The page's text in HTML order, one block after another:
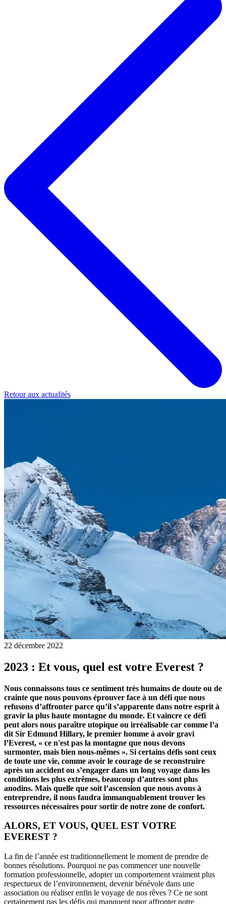
Retour aux actualités
22 décembre 2022
2023 : Et vous, quel est votre Everest ?
Nous connaissons tous ce sentiment très humains de doute ou de
crainte que nous pouvons éprouver face à un défi que nous
refusons d’affronter parce qu’il s’apparente dans notre esprit à
gravir la plus haute montagne du monde. Et vaincre ce défi
peut alors nous paraître utopique ou irréalisable car comme l’a
dit Sir Edmund Hillary, le premier homme à avoir gravi
l’Everest, « ce n'est pas la montagne que nous devons
surmonter, mais bien nous-mêmes ». Si certains défis sont ceux
de toute une vie, comme avoir le courage de se reconstruire
après un accident ou s’engager dans un long voyage dans les
conditions les plus extrêmes, beaucoup d’autres sont plus
anodins. Mais quelle que soit l’ascension que nous avons à
entreprendre, il nous faudra immanquablement trouver les
ressources nécessaires pour sortir de notre zone de confort.
ALORS, ET VOUS, QUEL EST VOTRE
EVEREST ?
La fin de l’année est traditionnellement le moment de prendre de
bonnes résolutions. Pourquoi ne pas commencer une nouvelle
formation professionnelle, adopter un comportement vraiment plus
respectueux de l’environnement, devenir bénévole dans une
association ou réaliser enfin le voyage de nos rêves ? Ce ne sont
certainement pas les défis qui manquent pour affronter notre